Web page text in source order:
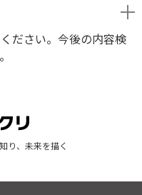
ださい。今後の内容検
り、未来を描く